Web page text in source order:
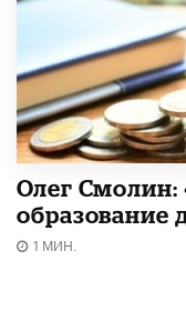
Олег Смолин:
образование
1 МИН.